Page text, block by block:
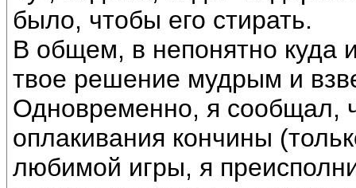
было, чтобы его стирать.
В общем, в непонятно куда
твое решение мудрым и
Одновременно, я сообщал,
оплакивания кончины
любимой игры, я